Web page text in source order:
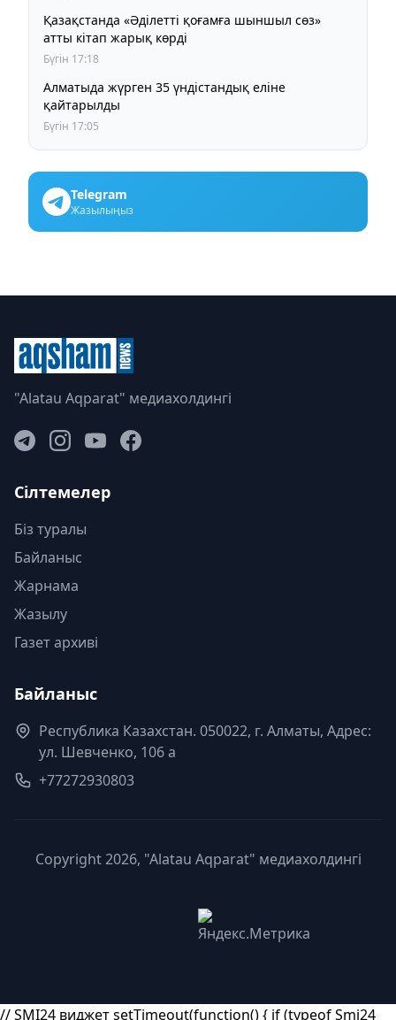
Қазақстанда «Әділетті қоғамға шыншыл сөз»
атты кітап жарық көрді
Бүгін 17:18
Алматыда жүрген 35 үндістандық еліне
қайтарылды
Бүгін 17:05
Telegram
Жазылыңыз
"Alatau Aqparat" медиахолдингі
Сілтемелер
Біз туралы
Байланыс
Жарнама
Жазылу
Газет архиві
Байланыс
Республика Казахстан. 050022, г. Алматы, Адрес:
ул. Шевченко, 106 а
+77272930803
Copyright 2026, "Alatau Aqparat" медиахолдингі
// SMI24 виджет setTimeout(function() { if (typeof Smi24